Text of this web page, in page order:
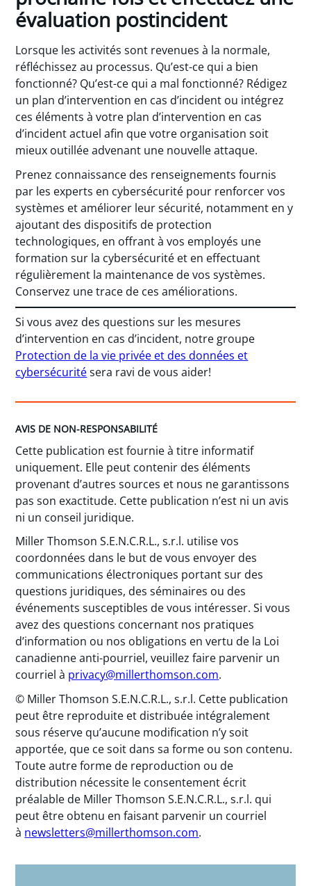
évaluation postincident
Lorsque les activités sont revenues à la normale,
réfléchissez au processus. Qu’est-ce qui a bien
fonctionné? Qu’est-ce qui a mal fonctionné? Rédigez
un plan d’intervention en cas d’incident ou intégrez
ces éléments à votre plan d’intervention en cas
d’incident actuel afin que votre organisation soit
mieux outillée advenant une nouvelle attaque.
Prenez connaissance des renseignements fournis
par les experts en cybersécurité pour renforcer vos
systèmes et améliorer leur sécurité, notamment en y
ajoutant des dispositifs de protection
technologiques, en offrant à vos employés une
formation sur la cybersécurité et en effectuant
régulièrement la maintenance de vos systèmes.
Conservez une trace de ces améliorations.
Si vous avez des questions sur les mesures
d’intervention en cas d’incident, notre groupe
Protection de la vie privée et des données et
cybersécuritésera ravi de vous aider!
AVIS DE NON-RESPONSABILITÉ
Cette publication est fournie à titre informatif
uniquement. Elle peut contenir des éléments
provenant d’autres sources et nous ne garantissons
pas son exactitude. Cette publication n’est ni un avis
ni un conseil juridique.
Miller Thomson S.E.N.C.R.L., s.r.l. utilise vos
coordonnées dans le but de vous envoyer des
communications électroniques portant sur des
questions juridiques, des séminaires ou des
événements susceptibles de vous intéresser. Si vous
avez des questions concernant nos pratiques
d’information ou nos obligations en vertu de la Loi
canadienne anti-pourriel, veuillez faire parvenir un
courriel à privacy@millerthomson.com.
© Miller Thomson S.E.N.C.R.L., s.r.l. Cette publication
peut être reproduite et distribuée intégralement
sous réserve qu’aucune modification n’y soit
apportée, que ce soit dans sa forme ou son contenu.
Toute autre forme de reproduction ou de
distribution nécessite le consentement écrit
préalable de Miller Thomson S.E.N.C.R.L., s.r.l. qui
peut être obtenu en faisant parvenir un courriel
à newsletters@millerthomson.com.